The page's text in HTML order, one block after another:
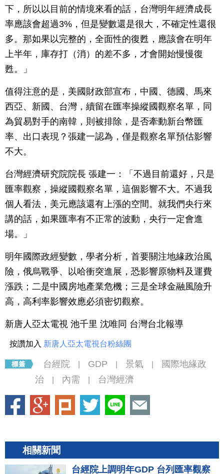
下，所以以目前的情境來看的話，台灣明年經濟成長
率應該會超過3%，但是變數還是很大，不確定性還很
多。那如果以完整的，全面性的復甦，應該會在明年
上半年，庫存打（消）的差不多，才會開始慢慢復
甦。」
值得注意的是，美國財政部宣布，中國、德國、馬來
西亞、新國、台灣，續留在匯率操縱國觀察名單，同
為貿易對手的南韓，則被排除，是否牽動新台幣匯
率、出口表現？張建一認為，僅是觀察名單預估影響
不大。
台灣經濟研究院院長 張建一：「不過目前還好，只是
匯率觀察，操縱國觀察名單，這個影響不大。不過我
個人看法，美元應該還有上漲的空間。就我們央行來
講的話，如果匯率有不正常的波動，央行一定會進
場。」
明年國際政經變數，學者分析，首要關注地緣政治風
險，俄烏戰爭、以哈衝突進展，恐影響原物料及運費
漲跌；二是中國房地產業危機；三是全球金融風險升
高，高利率影響效應必須密切觀察。
新唐人亞太電視 池千里 沈唯同 台灣台北報導
按讚加入 新唐人亞太電視台粉絲團
台經院 GDP 景氣
國際地緣政
治
內需 台灣經濟
相關新聞
台經院上調明年GDP 台列匯率觀察